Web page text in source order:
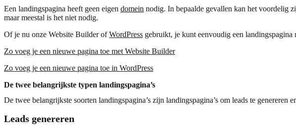
Een landingspagina heeft geen eigen domein nodig. In bepaalde gevallen kan het voordelig
maar meestal is het niet nodig.
Of je nu onze Website Builder ofWordPress gebruikt, je kunt eenvoudig een
Zo voeg je een nieuwe pagina toe met Website Builder
Zo voeg je een nieuwe pagina toe in WordPress
De twee belangrijkste typen landingspagina’s
De twee belangrijkste soorten landingspagina’s zijn landingspagina’s om leads te
Leads genereren